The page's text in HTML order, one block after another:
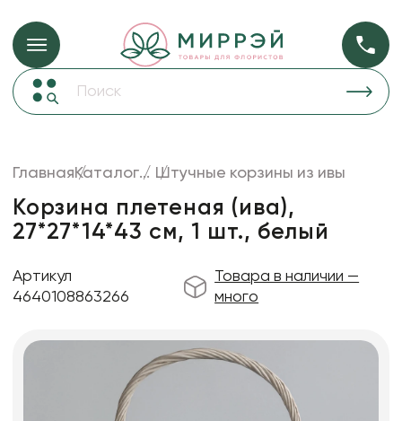
Упаковка для цветов и подарков Упаковка для
Пленка
прозрачная
Декор для дома
Лента
Пакеты для цветов и подарков
Искусственные цветы и растения
ГлавнаяКаталог... Штучные корзины из ивы
Корзина плетеная (ива),
27*27*14*43 см, 1 шт., белый
Артикул
4640108863266
Товара в наличии —
много